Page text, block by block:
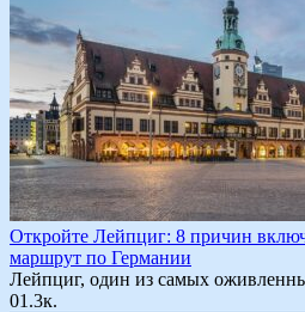
Откройте Лейпциг: 8 причин
маршрут по Германии
Лейпциг, один из самых
01.3к.